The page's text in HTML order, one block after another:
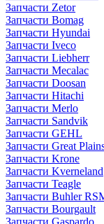
Запчасти Zetor
Запчасти Bomag
Запчасти Hyundai
Запчасти Iveco
Запчасти Liebherr
Запчасти Mecalac
Запчасти Doosan
Запчасти Hitachi
Запчасти Merlo
Запчасти Sandvik
Запчасти GEHL
Запчасти Great
Запчасти Krone
Запчасти Kverneland
Запчасти Teagle
Запчасти Buhler
Запчасти Bourgault
Запчасти Gaspardo